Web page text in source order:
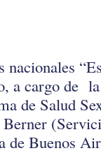
nacionales
a cargo de
de Salud
de Buenos